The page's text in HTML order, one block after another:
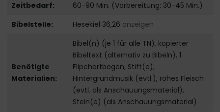
Zeitbedarf:
60-90 Min. (Vorbereitung: 30-45 Min.)
Bibelstelle:
Hesekiel 36,26 anzeigen
Benötigte
Materialien:
Bibel(n) (je 1 für alle TN), kopierter
Bibeltext (alternativ zu Bibeln), 1
Flipchartbögen, Stift(e),
Hintergrundmusik (evtl.), rohes Fleisch
(evtl. als Anschauungsmaterial),
Stein(e) (als Anschauungsmaterial)